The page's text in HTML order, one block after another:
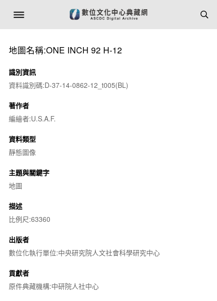
地圖名稱:ONE INCH 92 H-12
識別資訊
資料識別碼:D-37-14-0862-12_t005(BL)
著作者
編繪者:U.S.A.F.
資料類型
靜態圖像
主題與關鍵字
地圖
描述
比例尺:63360
出版者
數位化執行單位:中央研究院人文社會科學研究中心
貢獻者
原件典藏機構:中研院人社中心